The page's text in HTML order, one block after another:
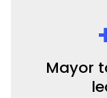
Mayor